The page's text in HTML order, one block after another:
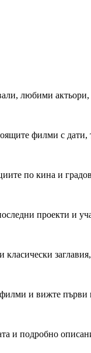
любими
филми с
по кина и
проекти и
и вижте първи
и подробно